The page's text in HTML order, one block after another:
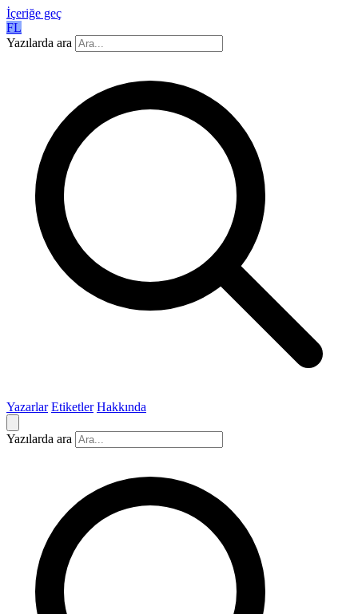
İçeriğe geç
FL
Yazılarda ara
Yazarlar Etiketler Hakkında
Yazılarda ara